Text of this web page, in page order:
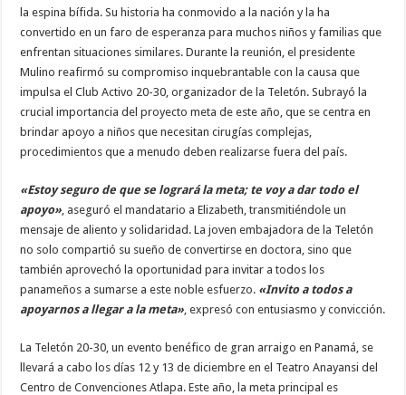
la espina bífida. Su historia ha conmovido a la nación y la ha
convertido en un faro de esperanza para muchos niños y familias que
enfrentan situaciones similares. Durante la reunión, el presidente
Mulino reafirmó su compromiso inquebrantable con la causa que
impulsa el Club Activo 20-30, organizador de la Teletón. Subrayó la
crucial importancia del proyecto meta de este año, que se centra en
brindar apoyo a niños que necesitan cirugías complejas,
procedimientos que a menudo deben realizarse fuera del país.
«Estoy seguro de que se logrará la meta; te voy a dar todo el
apoyo» , aseguró el mandatario a Elizabeth, transmitiéndole un
mensaje de aliento y solidaridad. La joven embajadora de la Teletón
no solo compartió su sueño de convertirse en doctora, sino que
también aprovechó la oportunidad para invitar a todos los
panameños a sumarse a este noble esfuerzo. «Invito a todos a
apoyarnos a llegar a la meta» , expresó con entusiasmo y convicción.
La Teletón 20-30, un evento benéfico de gran arraigo en Panamá, se
llevará a cabo los días 12 y 13 de diciembre en el Teatro Anayansi del
Centro de Convenciones Atlapa. Este año, la meta principal es